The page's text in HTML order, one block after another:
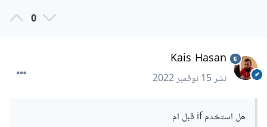
0
Kais Hasan
نشر15 نوفمبر 2022
هل استخدم if قبل ام